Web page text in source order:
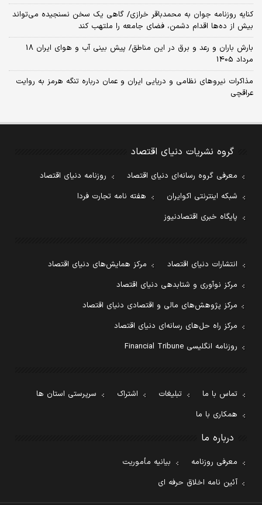
کنایه روزنامه جوان به محمدباقر خرازی/ گاهی یک سخن نسنجیده می‌تواند
بیش از ده‌ها اقدام دشمن، فضای جامعه را ملتهب کند
بارش باران و رعد و برق در این مناطق/ پیش بینی آب و هوای ایران 18
مرداد 1405
مذاکرات نیروهای نظامی و دریایی ایران و عمان درباره تنگه هرمز به روایت
عراقچی
گروه نشریات دنیای اقتصاد
معرفی گروه رسانه‌ای دنیای اقتصاد
روزنامه دنیای اقتصاد
شبکه اینترنتی اکوایران
هفته نامه تجارت فردا
پایگاه خبری اقتصادنیوز
انتشارات دنیای اقتصاد
مرکز همایش‌های دنیای اقتصاد
مرکز نوآوری و شتابدهی دنیای اقتصاد
مرکز پژوهش‌های مالی و اقتصادی دنیای اقتصاد
مرکز راه حل‌های رسانه‌ای دنیای اقتصاد
روزنامه انگلیسی Financial Tribune
تماس با ما تبلیغات اشتراک
سرپرستی استان ها
همکاری با ما
درباره ما
معرفی روزنامه
بیانیه مأموریت
آئین نامه اخلاق حرفه ای